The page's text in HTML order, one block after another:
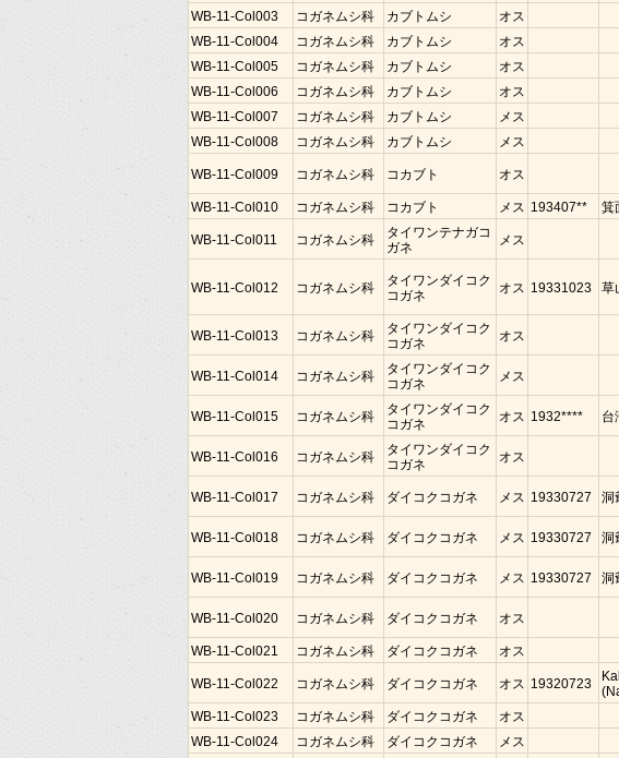
WB-11-Col003
コガネムシ科 カブトムシ オス
WB-11-Col004
コガネムシ科 カブトムシ オス
WB-11-Col005
コガネムシ科 カブトムシ オス
WB-11-Col006
コガネムシ科 カブトムシ オス
WB-11-Col007
コガネムシ科 カブトムシ メス
WB-11-Col008
コガネムシ科 カブトムシ メス
WB-11-Col009 コガネムシ科 コカブト オス
WB-11-Col010
コガネムシ科 コカブト メス 193407** 箕
WB-11-Col011 コガネムシ科
タイワンテナガコ
ガネ
メス
WB-11-Col012 コガネムシ科
タイワンダイコク
コガネ
オス 19331023 草
WB-11-Col013 コガネムシ科
タイワンダイコク
コガネ
オス
WB-11-Col014 コガネムシ科
タイワンダイコク
コガネ
メス
WB-11-Col015 コガネムシ科
タイワンダイコク
コガネ
オス 1932**** 台
WB-11-Col016 コガネムシ科
タイワンダイコク
コガネ
オス
WB-11-Col017 コガネムシ科 ダイコクコガネ メス 19330727 洞
WB-11-Col018 コガネムシ科 ダイコクコガネ メス 19330727 洞
WB-11-Col019 コガネムシ科 ダイコクコガネ メス 19330727 洞
WB-11-Col020 コガネムシ科 ダイコクコガネ オス
WB-11-Col021
コガネムシ科 ダイコクコガネ オス
WB-11-Col022 コガネムシ科 ダイコクコガネ オス 19320723
WB-11-Col023
コガネムシ科 ダイコクコガネ オス
WB-11-Col024
コガネムシ科 ダイコクコガネ メス